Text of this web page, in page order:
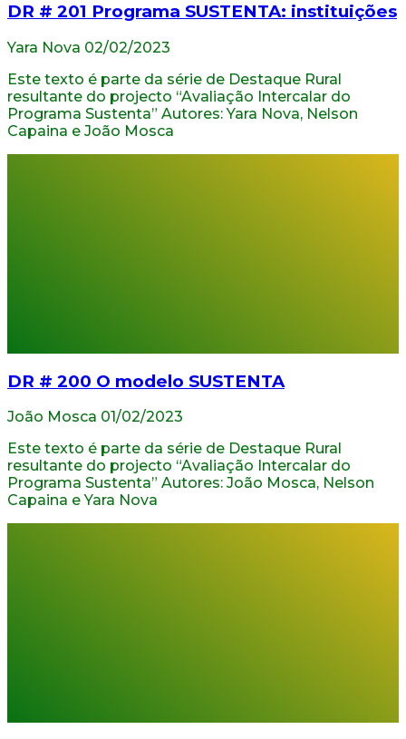
DR # 201 Programa SUSTENTA: instituições
Yara Nova 02/02/2023
Este texto é parte da série de Destaque Rural
resultante do projecto “Avaliação Intercalar do
Programa Sustenta” Autores: Yara Nova, Nelson
Capaina e João Mosca
DR # 200 O modelo SUSTENTA
João Mosca 01/02/2023
Este texto é parte da série de Destaque Rural
resultante do projecto “Avaliação Intercalar do
Programa Sustenta” Autores: João Mosca, Nelson
Capaina e Yara Nova